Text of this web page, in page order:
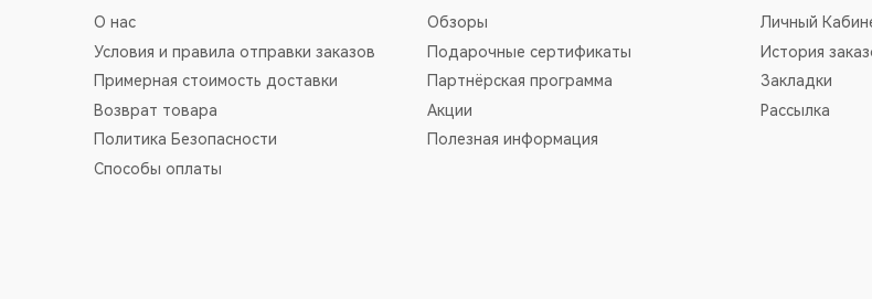
О нас
Условия и правила отправки заказов
Примерная стоимость доставки
Возврат товара
Политика Безопасности
Способы оплаты
Обзоры
Подарочные сертификаты
Партнёрская программа
Акции
Полезная информация
Личный
История
Закладки
Рассылка